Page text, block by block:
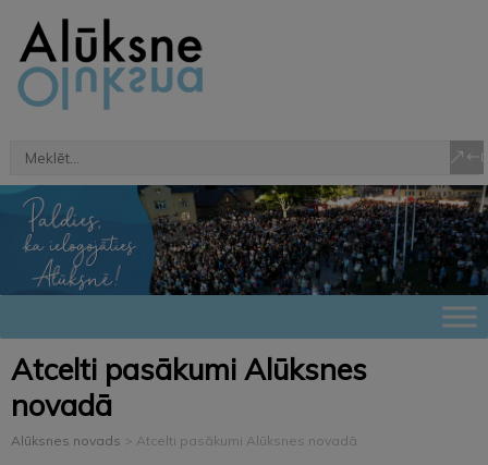
Atcelti pasākumi Alūksnes
novadā
Alūksnes novads > Atcelti pasākumi Alūksnes novadā